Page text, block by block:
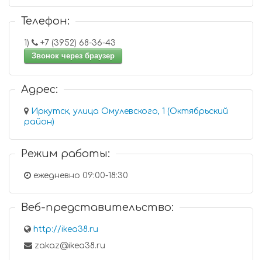
Телефон:
1)
+7 (3952) 68-36-43
Звонок через браузер
Адрес:
Иркутск, улица Омулевского, 1 (Октябрьский
район)
Режим работы:
ежедневно 09:00-18:30
Веб-представительство:
http://ikea38.ru
zakaz@ikea38.ru